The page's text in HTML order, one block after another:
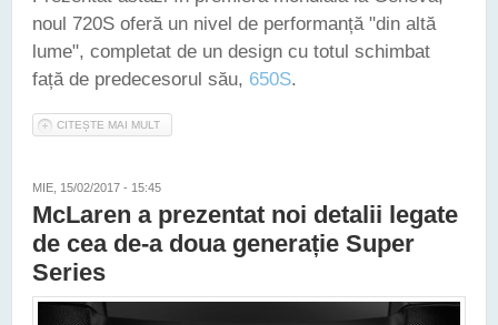
noul 720S oferă un nivel de performanță "din altă
lume", completat de un design cu totul schimbat
față de predecesorul său, 650S.
CITEȘTE MAI MULT
MIE, 15/02/2017 - 15:45
McLaren a prezentat noi detalii legate
de cea de-a doua generație Super
Series